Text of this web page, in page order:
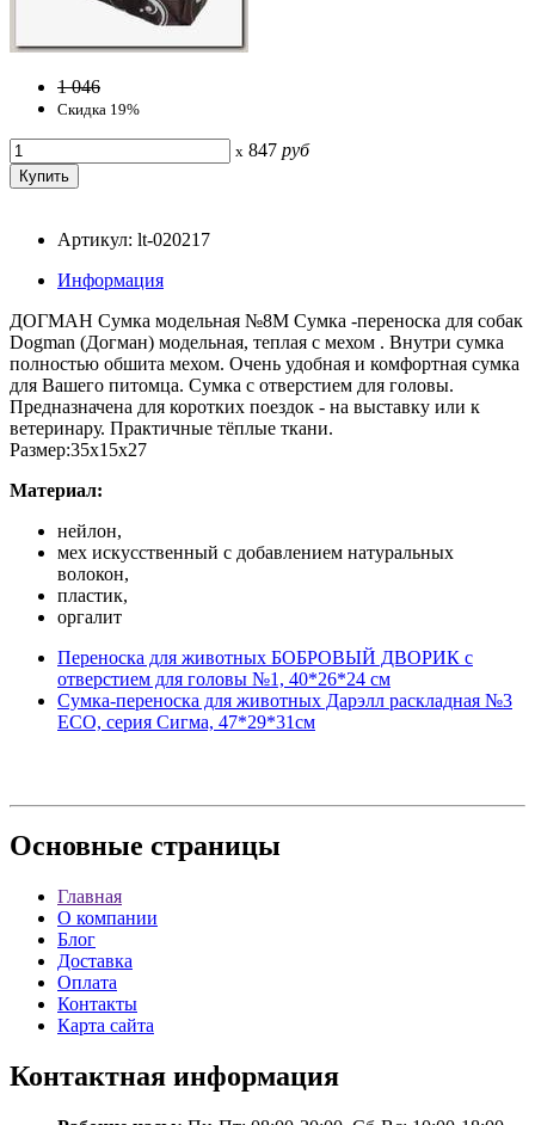
1 046
Скидка 19%
x 847 руб
Артикул: lt-020217
Информация
ДОГМАН Сумка модельная №8М Сумка -переноска для собак
Dogman (Догман) модельная, теплая с мехом . Внутри сумка
полностью обшита мехом. Очень удобная и комфортная сумка
для Вашего питомца. Сумка с отверстием для головы.
Предназначена для коротких поездок - на выставку или к
ветеринару. Практичные тёплые ткани.
Размер:35х15х27
Материал:
нейлон,
мех искусственный с добавлением натуральных
волокон,
пластик,
оргалит
Переноска для животных БОБРОВЫЙ ДВОРИК с
отверстием для головы №1, 40*26*24 см
Сумка-переноска для животных Дарэлл раскладная №3
ЕСО, серия Сигма, 47*29*31см
Основные страницы
Главная
О компании
Блог
Доставка
Оплата
Контакты
Карта сайта
Контактная информация